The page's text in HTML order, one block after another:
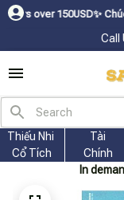
Chúc mừng
Call
Thiếu Nhi
Cổ Tích
Tài
Chính
In